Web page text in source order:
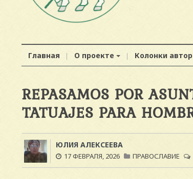
Главная О проекте Колонки
REPASAMOS POR
TATUAJES PARA
ЮЛИЯ АЛЕКСЕЕВА
17 ФЕВРАЛЯ, 2026 ПРАВОСЛАВИЕ